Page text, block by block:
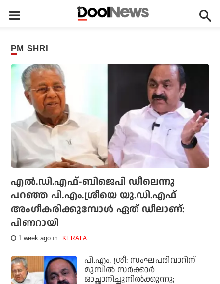
PM SHRI
എല്‍.ഡി.എഫ്-ബിജെപി ഡീലെന്നു
പറഞ്ഞ പി.എം.ശ്രീയെ യു.ഡി.എഫ്
അംഗീകരിക്കുമ്പോള്‍ ഏത് ഡീലാണ്:
പിണറായി
1 week ago KERALA
പി.എം. ശ്രീ: സംഘപരിവാറിന്
മുമ്പില്‍ സര്‍ക്കാര്‍
ഓച്ഛാനിച്ചുനില്‍ക്കുന്നു;